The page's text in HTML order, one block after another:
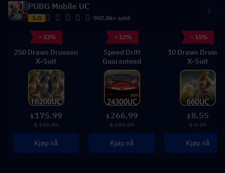
PUBG Mobile UC
5.0 902.8k+ sold
- 13%
250 Draws Druvaen
X-Suit
$ 175.99
$ 199.99
Kjøp nå
- 12%
Speed Drift
Guaranteed
$ 266.99
$ 299.99
Kjøp nå
- 15%
10 Draws
X-Suit
$ 8.55
$ 9.99
Kjøp nå